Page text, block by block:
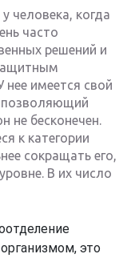
человека, когда
часто
решений и
нее имеется свой
позволяющий
не бесконечен.
к категории
сокращать его,
В их число
это